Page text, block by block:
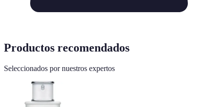
Productos recomendados
Seleccionados por nuestros expertos